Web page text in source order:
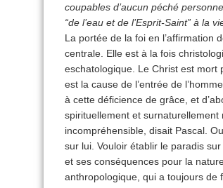
coupables d’aucun péché
“de l’eau et de l’Esprit-Saint” à la
La portée de la foi en l’affirmation
centrale. Elle est à la fois
eschatologique. Le Christ est mort
est la cause de l’entrée de
à cette déficience de grâce, et
spirituellement et surnaturellement
incompréhensible, disait Pascal.
sur lui. Vouloir établir le paradis
et ses conséquences pour la
anthropologique, qui a toujours de